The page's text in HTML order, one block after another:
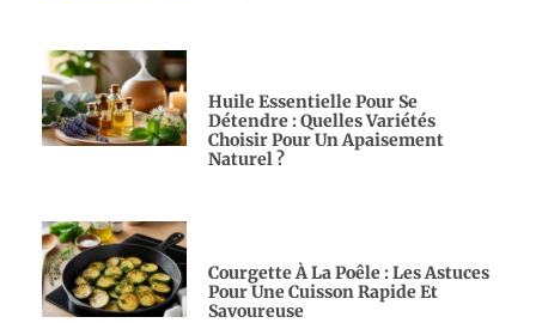
Huile Essentielle Pour Se
Détendre : Quelles Variétés
Choisir Pour Un Apaisement
Naturel ?
Courgette À La Poêle : Les Astuces
Pour Une Cuisson Rapide Et
Savoureuse